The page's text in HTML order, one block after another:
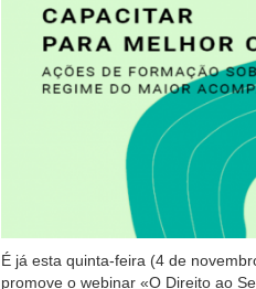
É já esta quinta-feira (4 de
promove o webinar «O Direito ao